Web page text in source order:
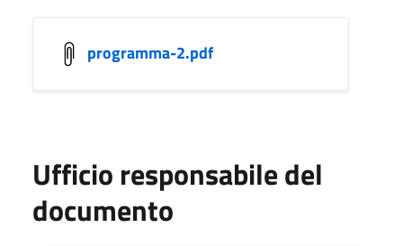
programma-2.pdf
Ufficio responsabile del
documento